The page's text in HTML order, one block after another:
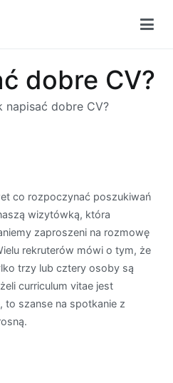
dobre CV?
napisać dobre CV?
co rozpoczynać poszukiwań
wizytówką, która
zaproszeni na rozmowę
rekruterów mówi o tym, że
trzy lub cztery osoby są
curriculum vitae jest
szanse na spotkanie z